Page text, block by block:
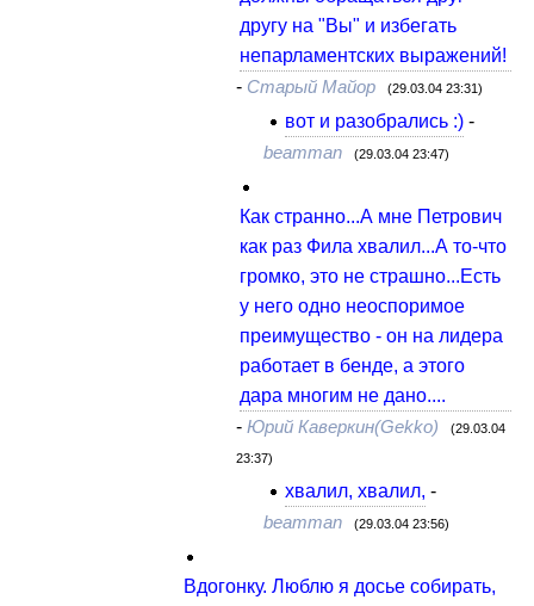
другу на "Вы" и избегать
непарламентских выражений!
- Старый Майор (29.03.04 23:31)
вот и разобрались :) -
beamman (29.03.04 23:47)
Как странно...А мне Петрович
как раз Фила хвалил...А то-что
громко, это не страшно...Есть
у него одно неоспоримое
преимущество - он на лидера
работает в бенде, а этого
дара многим не дано....
- Юрий Каверкин(Gekko) (29.03.04
23:37)
хвалил, хвалил, -
beamman (29.03.04 23:56)
Вдогонку. Люблю я досье собирать,